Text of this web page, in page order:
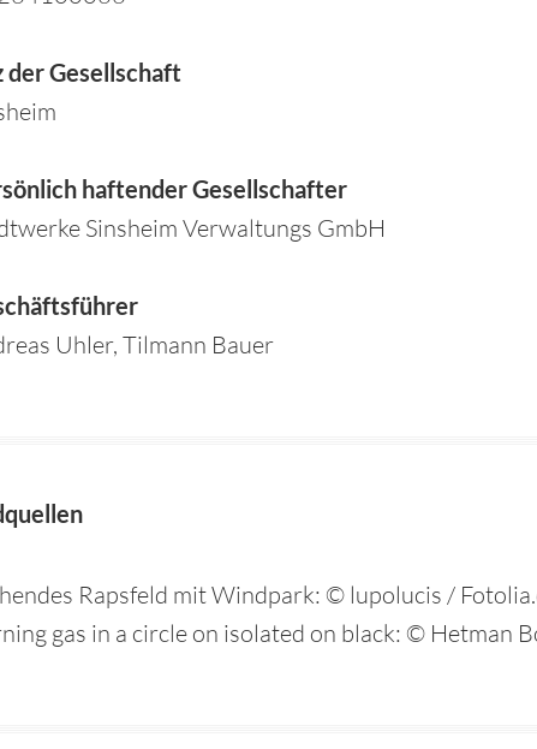
der Gesellschaft
haftender Gesellschafter
Sinsheim Verwaltungs GmbH
Uhler, Tilmann Bauer
Rapsfeld mit Windpark: © lupolucis /
gas in a circle on isolated on black: © Hetman